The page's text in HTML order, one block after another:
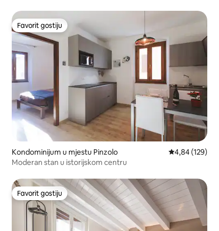
Favorit gostiju
Favorit gostiju
Kondominijum u mjestu Pinzolo prosječna
4,84 (129)
Moderan stan u istorijskom centru
Favorit gostiju
Favorit gostiju